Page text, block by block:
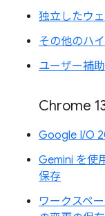
独立したウ
その他のハ
ユーザー補
Chrome
Google I/O
Gemini を使
保存
ワークスペ